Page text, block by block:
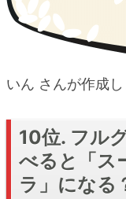
いん さんが作成し
10位. フル
べると「ス
ラ」になる